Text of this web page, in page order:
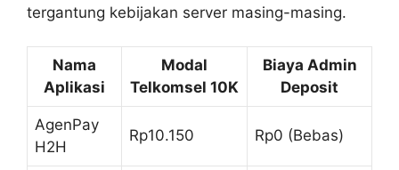
tergantung kebijakan server masing-masing.
Nama
Aplikasi
Modal
Telkomsel 10K
Biaya Admin
Deposit
AgenPay
H2H
Rp10.150 Rp0 (Bebas)